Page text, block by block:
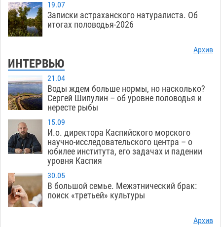
19.07
Записки астраханского натуралиста. Об
итогах половодья-2026
Архив
ИНТЕРВЬЮ
21.04
Воды ждем больше нормы, но насколько?
Сергей Шипулин – об уровне половодья и
нересте рыбы
15.09
И.о. директора Каспийского морского
научно-исследовательского центра – о
юбилее института, его задачах и падении
уровня Каспия
30.05
В большой семье. Межэтнический брак:
поиск «третьей» культуры
Архив